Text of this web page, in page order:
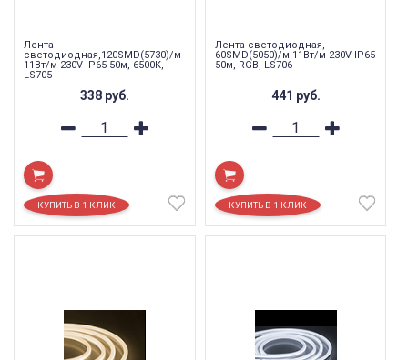
Лента
светодиодная,120SMD(5730)/м
11Вт/м 230V IP65 50м, 6500K,
LS705
338 руб.
Лента светодиодная,
60SMD(5050)/м 11Вт/м 230V IP65
50м, RGB, LS706
441 руб.